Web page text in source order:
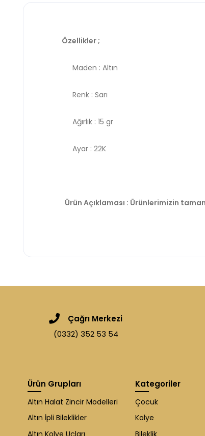
Özellikler ;
Maden : Altın
Renk : Sarı
Ağırlık : 15 gr
Ayar : 22K
Ürün Açıklaması : Ürünlerimizin
Çağrı Merkezi
(0332) 352 53 54
Ürün Grupları
Altın Halat Zincir Modelleri
Altın İpli Bileklikler
Altın Kolye Uçları
Kategoriler
Çocuk
Kolye
Bileklik